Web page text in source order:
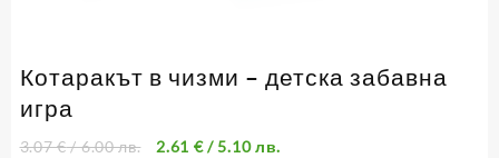
Котаракът в чизми – детска забавна
игра
3.07€/ 6.00 лв. 2.61 €/ 5.10 лв.